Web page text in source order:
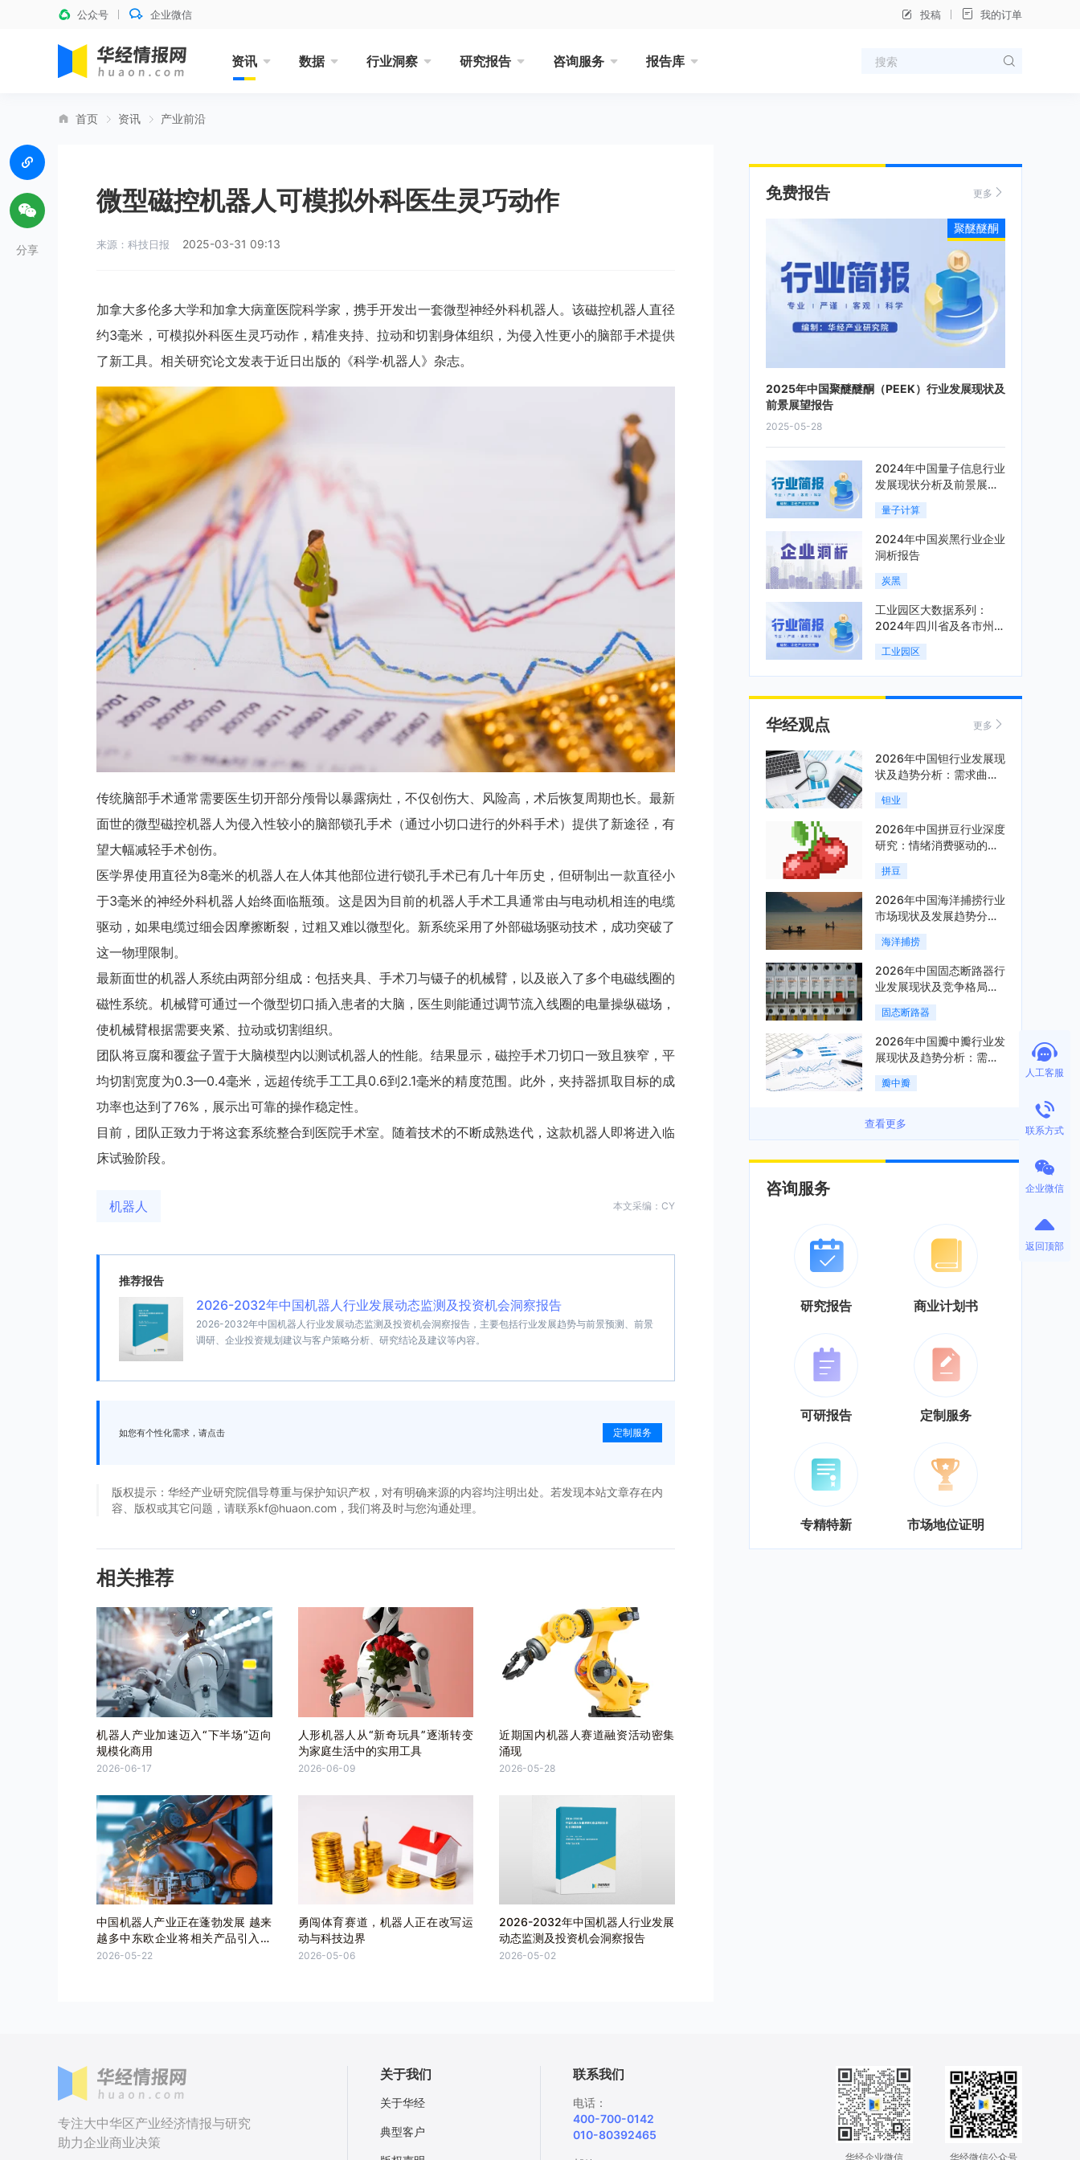
公众号 企业微信 投稿 我的订单
资讯 数据 行业洞察 研究报告 咨询服务 报告库
首页 资讯 产业前沿
微型磁控机器人可模拟外科医生灵巧动作
来源：科技日报 2025-03-31 09:13
加拿大多伦多大学和加拿大病童医院科学家，携手开发出一套微型神经外科机器人。该磁控机器人直径
约3毫米，可模拟外科医生灵巧动作，精准夹持、拉动和切割身体组织，为侵入性更小的脑部手术提供
了新工具。相关研究论文发表于近日出版的《科学·机器人》杂志。
传统脑部手术通常需要医生切开部分颅骨以暴露病灶，不仅创伤大、风险高，术后恢复周期也长。最新
面世的微型磁控机器人为侵入性较小的脑部锁孔手术（通过小切口进行的外科手术）提供了新途径，有
望大幅减轻手术创伤。
医学界使用直径为8毫米的机器人在人体其他部位进行锁孔手术已有几十年历史，但研制出一款直径小
于3毫米的神经外科机器人始终面临瓶颈。这是因为目前的机器人手术工具通常由与电动机相连的电缆
驱动，如果电缆过细会因摩擦断裂，过粗又难以微型化。新系统采用了外部磁场驱动技术，成功突破了
这一物理限制。
最新面世的机器人系统由两部分组成：包括夹具、手术刀与镊子的机械臂，以及嵌入了多个电磁线圈的
磁性系统。机械臂可通过一个微型切口插入患者的大脑，医生则能通过调节流入线圈的电量操纵磁场，
使机械臂根据需要夹紧、拉动或切割组织。
团队将豆腐和覆盆子置于大脑模型内以测试机器人的性能。结果显示，磁控手术刀切口一致且狭窄，平
均切割宽度为0.3—0.4毫米，远超传统手工工具0.6到2.1毫米的精度范围。此外，夹持器抓取目标的成
功率也达到了76%，展示出可靠的操作稳定性。
目前，团队正致力于将这套系统整合到医院手术室。随着技术的不断成熟迭代，这款机器人即将进入临
床试验阶段。
机器人 本文采编：CY
推荐报告
2026-2032年中国机器人行业发展动态监测及投资机会洞察报告
2026-2032年中国机器人行业发展动态监测及投资机会洞察报告，主要包括行业发展趋势与前景预测、前景
调研、企业投资规划建议与客户策略分析、研究结论及建议等内容。
如您有个性化需求，请点击 定制服务
版权提示：华经产业研究院倡导尊重与保护知识产权，对有明确来源的内容均注明出处。若发现本站文章存在内
容、版权或其它问题，请联系kf@huaon.com，我们将及时与您沟通处理。
相关推荐
机器人产业加速迈入“下半场”迈向
规模化商用
2026-06-17
人形机器人从“新奇玩具”逐渐转变
为家庭生活中的实用工具
2026-06-09
近期国内机器人赛道融资活动密集
涌现
2026-05-28
中国机器人产业正在蓬勃发展 越来
越多中东欧企业将相关产品引入当
地市场
2026-05-22
勇闯体育赛道，机器人正在改写运
动与科技边界
2026-05-06
2026-2032年中国机器人行业发展
动态监测及投资机会洞察报告
2026-05-02
分享
免费报告 更多
2025年中国聚醚醚酮（PEEK）行业发展现状及
前景展望报告
2025-05-28
聚醚醚酮
2024年中国量子信息行业
发展现状分析及前景展望
报告
量子计算
2024年中国炭黑行业企业
洞析报告
炭黑
工业园区大数据系列：
2024年四川省及各市州工
业园区全景洞析报告
工业园区
华经观点 更多
2026年中国钽行业发展现
状及趋势分析：需求曲线
陡峭与供给曲线平缓的博
弈加剧「图」
钽业
2026年中国拼豆行业深度
研究：情绪消费驱动的新
兴手工赛道「图」
拼豆
2026年中国海洋捕捞行业
市场现状及发展趋势分
析：科技赋能与智能化转
型加速「图」
海洋捕捞
2026年中国固态断路器行
业发展现状及竞争格局分
析：国际巨头领跑技术，
国内企业加速追赶「图」
固态断路器
2026年中国瓣中瓣行业发
展现状及趋势分析：需求
可持续释放，市场发展前
景良好「图」
瓣中瓣
查看更多
咨询服务
研究报告 商业计划书
可研报告 定制服务
专精特新 市场地位证明
人工客服
联系方式
企业微信
返回顶部
专注大中华区产业经济情报与研究
助力企业商业决策
关于我们
关于华经
典型客户
联系我们
电话：
400-700-0142
010-80392465
华经企业微信 华经微信公众号